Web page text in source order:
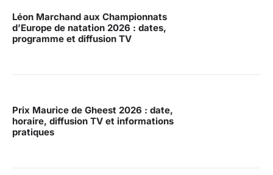
Léon Marchand aux Championnats
d’Europe de natation 2026 : dates,
programme et diffusion TV
Prix Maurice de Gheest 2026 : date,
horaire, diffusion TV et informations
pratiques